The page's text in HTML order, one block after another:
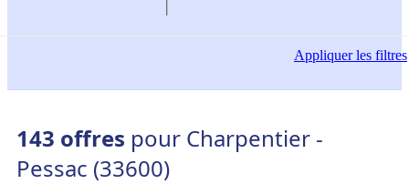
Appliquerles filtres
143 offres pour Charpentier -
Pessac (33600)